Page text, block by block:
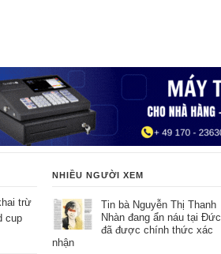
trừ
cup
NHIỀU NGƯỜI XEM
Tin bà Nguyễn Thị Thanh
Nhàn đang ẩn náu tại Đức
đã được chính thức xác
nhận